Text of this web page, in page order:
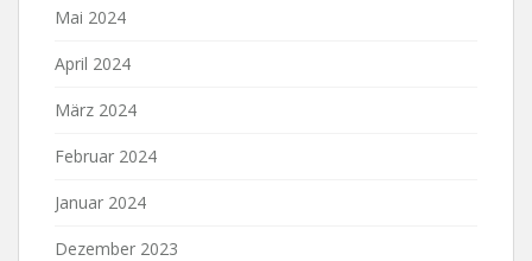
Mai 2024
April 2024
März 2024
Februar 2024
Januar 2024
Dezember 2023